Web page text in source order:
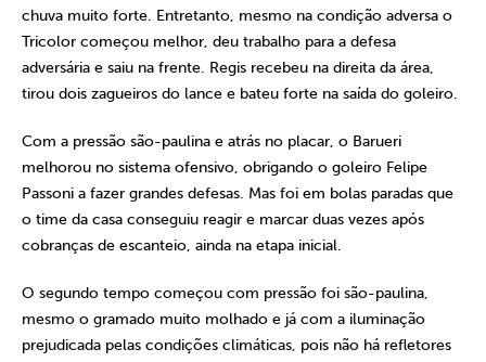
chuva muito forte. Entretanto, mesmo na condição adversa o
Tricolor começou melhor, deu trabalho para a defesa
adversária e saiu na frente. Regis recebeu na direita da área,
tirou dois zagueiros do lance e bateu forte na saída do goleiro.
Com a pressão são-paulina e atrás no placar, o Barueri
melhorou no sistema ofensivo, obrigando o goleiro Felipe
Passoni a fazer grandes defesas. Mas foi em bolas paradas que
o time da casa conseguiu reagir e marcar duas vezes após
cobranças de escanteio, ainda na etapa inicial.
O segundo tempo começou com pressão foi são-paulina,
mesmo o gramado muito molhado e já com a iluminação
prejudicada pelas condições climáticas, pois não há refletores